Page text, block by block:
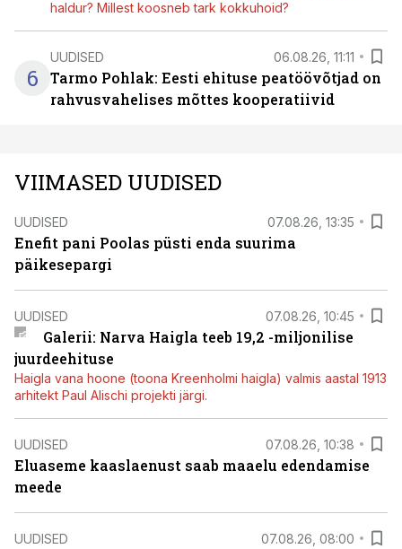
haldur? Millest koosneb tark kokkuhoid?
6
UUDISED 06.08.26, 11:11
Tarmo Pohlak: Eesti ehituse peatöövõtjad on
rahvusvahelises mõttes kooperatiivid
VIIMASED UUDISED
UUDISED 07.08.26, 13:35
Enefit pani Poolas püsti enda suurima
päikesepargi
UUDISED 07.08.26, 10:45
Galerii: Narva Haigla teeb 19,2 -miljonilise
juurdeehituse
Haigla vana hoone (toona Kreenholmi haigla) valmis aastal 1913
arhitekt Paul Alischi projekti järgi.
UUDISED 07.08.26, 10:38
Eluaseme kaaslaenust saab maaelu edendamise
meede
UUDISED 07.08.26, 08:00